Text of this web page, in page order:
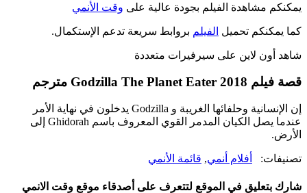
يمكنكم مشاهدة الفيلم بجودة عالية على وقت الأنمي
كما يمكنكم تحميل الفيلم بروابط سريعة تدعم الإستكمال.
شاهد أون لاين على سيرفيرات متعددة
قصة فيلم Godzilla The Planet Eater 2018 مترجم
إن الإنسانية وحلفائها الغريبة و Godzilla يدخلون في نهاية الأمر
عندما يصل الكيان المدمر القوي المعروف باسم Ghidorah إلى
الأرض.
تصنيفات: أفلام أنمي, قائمة الأنمي
شارك بتعليق في الموقع لتتعرف على أصدقاء موقع وقت الانمي